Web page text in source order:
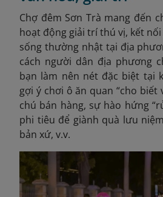
Chợ đêm Sơn Trà mang đến
hoạt động giải trí thú vị, kết
sống thường nhật tại địa
cách người dân địa phương
bạn làm nên nét đặc biệt tại
gợi ý chơi ô ăn quan “cho biết
chú bán hàng, sự hào hứng
phi tiêu để giành quà lưu
bản xứ, v.v.